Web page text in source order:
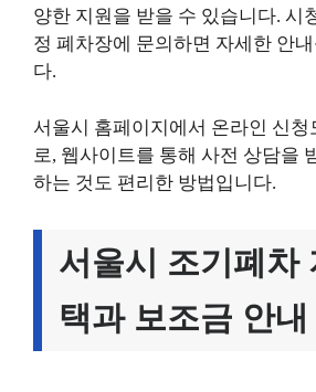
양한 지원을 받을 수 있습니다. 시
정 폐차장에 문의하면 자세한 안
다.
서울시 홈페이지에서 온라인 신청
로, 웹사이트를 통해 사전 상담을
하는 것도 편리한 방법입니다.
서울시 조기폐차
택과 보조금 안내